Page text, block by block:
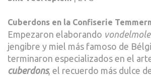
Cuberdons en la Confiserie
Empezaron elaborando
jengibre y miel más famoso de
terminaron especializados en el
cuberdons, el recuerdo más dulce